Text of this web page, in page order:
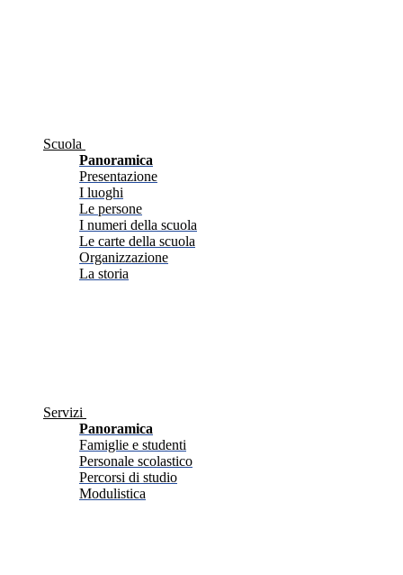
Scuola
Panoramica
Presentazione
I luoghi
Le persone
I numeri della scuola
Le carte della scuola
Organizzazione
La storia
Servizi
Panoramica
Famiglie e studenti
Personale scolastico
Percorsi di studio
Modulistica